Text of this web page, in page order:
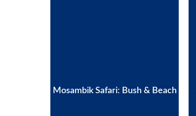
Mosambik Safari: Bush & Beach